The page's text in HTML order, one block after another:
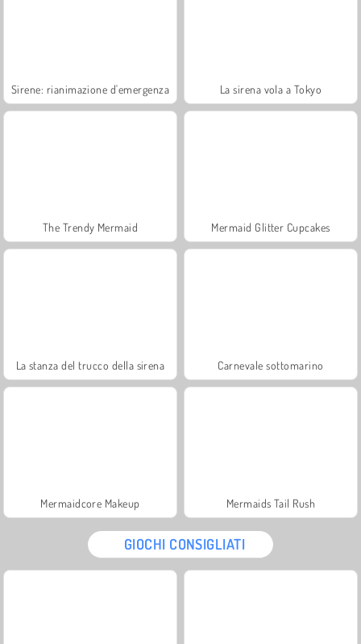
Sirene: rianimazione d'emergenza La sirena vola a Tokyo
The Trendy Mermaid Mermaid Glitter Cupcakes
La stanza del trucco della sirena Carnevale sottomarino
Mermaidcore Makeup Mermaids Tail Rush
GIOCHI CONSIGLIATI